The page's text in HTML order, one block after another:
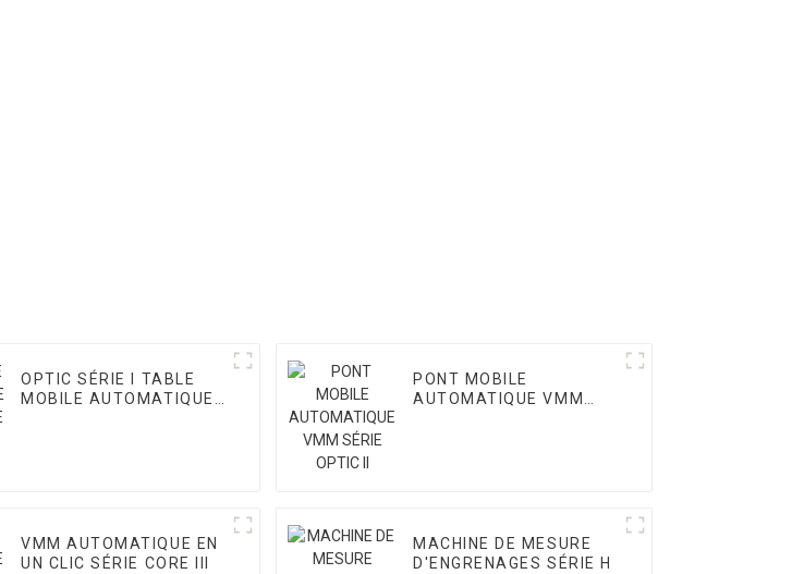
OPTIC SÉRIE I TABLE
MOBILE AUTOMATIQUE
PONT MOBILE
AUTOMATIQUE VMM
VMM AUTOMATIQUE EN
UN CLIC SÉRIE CORE III
MACHINE DE MESURE
D'ENGRENAGES SÉRIE H